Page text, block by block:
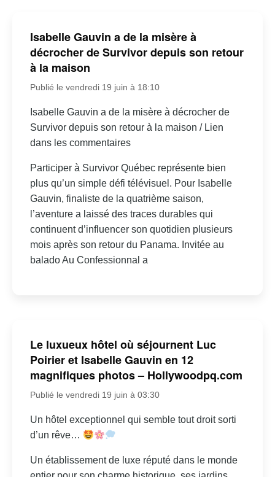
Isabelle Gauvin a de la misère à
décrocher de Survivor depuis son retour
à la maison
Publié le vendredi 19 juin à 18:10
Isabelle Gauvin a de la misère à décrocher de
Survivor depuis son retour à la maison / Lien
dans les commentaires
Participer à Survivor Québec représente bien
plus qu’un simple défi télévisuel. Pour Isabelle
Gauvin, finaliste de la quatrième saison,
l’aventure a laissé des traces durables qui
continuent d’influencer son quotidien plusieurs
mois après son retour du Panama. Invitée au
balado Au Confessionnal a
Le luxueux hôtel où séjournent Luc
Poirier et Isabelle Gauvin en 12
magnifiques photos – Hollywoodpq.com
Publié le vendredi 19 juin à 03:30
Un hôtel exceptionnel qui semble tout droit sorti
d’un rêve…
Un établissement de luxe réputé dans le monde